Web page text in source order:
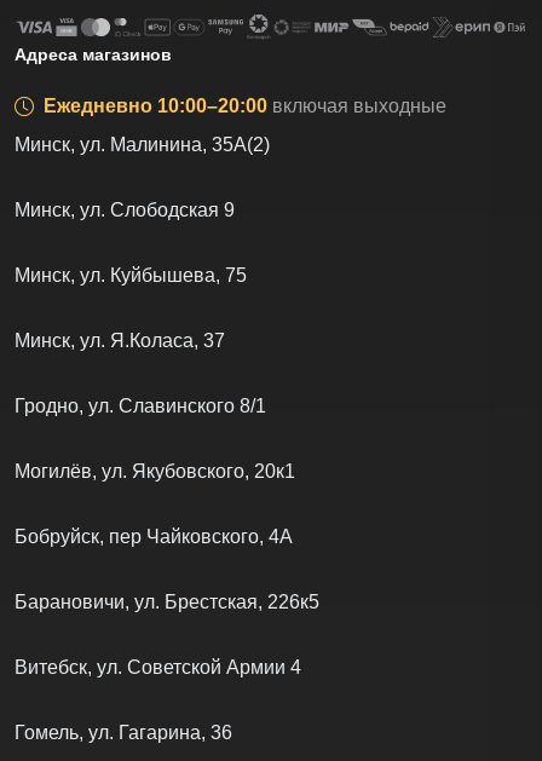
Адреса магазинов
Ежедневно 10:00–20:00 включая выходные
Минск, ул. Малинина, 35А(2)
Минск, ул. Слободская 9
Минск, ул. Куйбышева, 75
Минск, ул. Я.Коласа, 37
Гродно, ул. Славинского 8/1
Могилёв, ул. Якубовского, 20к1
Бобруйск, пер Чайковского, 4А
Барановичи, ул. Брестская, 226к5
Витебск, ул. Советской Армии 4
Гомель, ул. Гагарина, 36